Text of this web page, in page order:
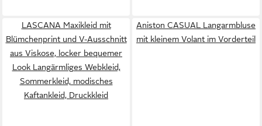
LASCANA Maxikleid mit
Blümchenprint und V-Ausschnitt
aus Viskose, locker bequemer
Look Langärmliges Webkleid,
Sommerkleid, modisches
Kaftankleid, Druckkleid
Aniston CASUAL Langarmbluse
mit kleinem Volant im Vorderteil